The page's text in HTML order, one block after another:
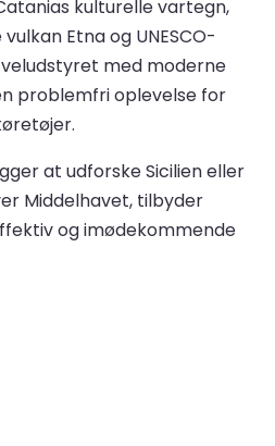
kulturelle vartegn,
Etna og UNESCO-
med moderne
problemfri oplevelse for
at udforske Sicilien eller
Middelhavet, tilbyder
og imødekommende